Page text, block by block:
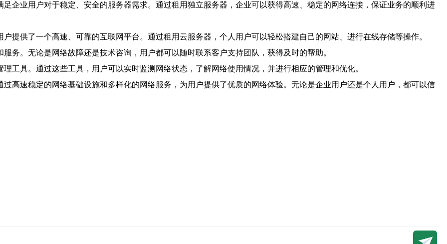
企业用户对于稳定、安全的服务器需求。通过租用独立服务器，企业可以获得高速、稳定的网络连接，保证业务的顺利进
提供了一个高速、可靠的互联网平台。通过租用云服务器，个人用户可以轻松搭建自己的网站、进行在线存储等操作。
务。无论是网络故障还是技术咨询，用户都可以随时联系客户支持团队，获得及时的帮助。
工具。通过这些工具，用户可以实时监测网络状态，了解网络使用情况，并进行相应的管理和优化。
高速稳定的网络基础设施和多样化的网络服务，为用户提供了优质的网络体验。无论是企业用户还是个人用户，都可以信